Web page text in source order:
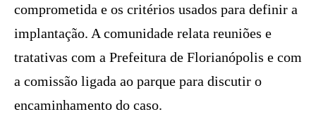
comprometida e os critérios usados para definir a
implantação. A comunidade relata reuniões e
tratativas com a Prefeitura de Florianópolis e com
a comissão ligada ao parque para discutir o
encaminhamento do caso.